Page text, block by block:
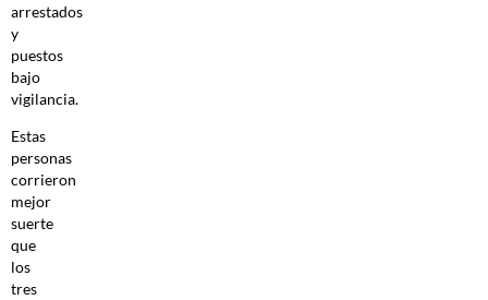
arrestados
y
puestos
bajo
vigilancia.
Estas
personas
corrieron
mejor
suerte
que
los
tres